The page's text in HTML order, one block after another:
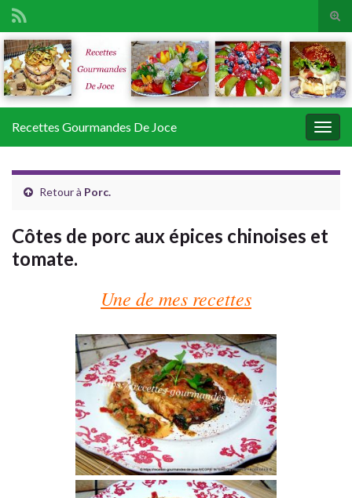
Search for:
Recettes Gourmandes De Joce
Retour à Porc.
Côtes de porc aux épices chinoises et
tomate.
Une de mes recettes